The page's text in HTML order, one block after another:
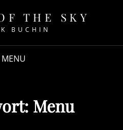
THE SKY
BUCHIN
MENU
Menu